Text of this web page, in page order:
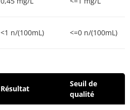
<1 n/(100mL) <=0 n/(100mL)
Résultat
Seuil de
qualité